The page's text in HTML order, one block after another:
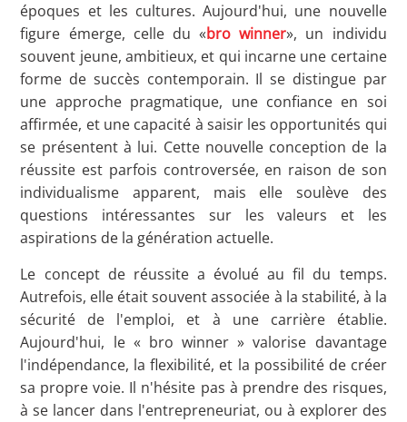
époques et les cultures. Aujourd'hui, une nouvelle
figure émerge, celle du «bro winner», un individu
souvent jeune, ambitieux, et qui incarne une certaine
forme de succès contemporain. Il se distingue par
une approche pragmatique, une confiance en soi
affirmée, et une capacité à saisir les opportunités qui
se présentent à lui. Cette nouvelle conception de la
réussite est parfois controversée, en raison de son
individualisme apparent, mais elle soulève des
questions intéressantes sur les valeurs et les
aspirations de la génération actuelle.
Le concept de réussite a évolué au fil du temps.
Autrefois, elle était souvent associée à la stabilité, à la
sécurité de l'emploi, et à une carrière établie.
Aujourd'hui, le « bro winner » valorise davantage
l'indépendance, la flexibilité, et la possibilité de créer
sa propre voie. Il n'hésite pas à prendre des risques,
à se lancer dans l'entrepreneuriat, ou à explorer des